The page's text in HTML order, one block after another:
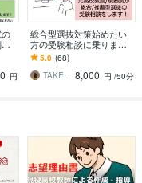
円
総合型選抜対策始めたい
方の受験相談に乗ります
進路指導1000人超！慶應
出身の対策塾長/元高校教
員が指導
5.0 (68)
TAKESHI【総推塾長・元高校教員】 8,000 円 /50分